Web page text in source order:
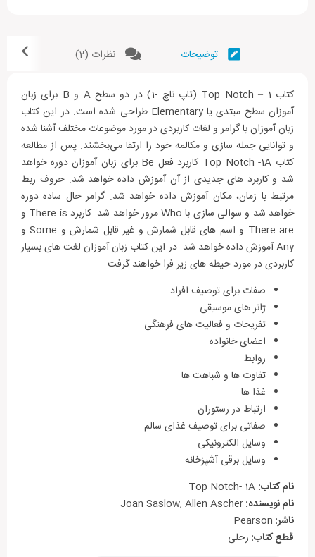
Summit1 – Summit2) است. سطح Fundamentals این کتاب، برای
مشتاقان زبانی تهیه شده است که تا کنون فرصت شرکت در کلاس زبان
۳ سطح بعدی (Top Notch 1-2-3) تمامی مطالب و نکات زبان
انگلیسی را به صورت کامل و همراه با جزئیات آموزش خواهند دید.
بعد از اتمام آموزش کتاب های “تاپ ناچ” و در سطح فوق متوسطه و
پیشرفته یعنی از Upper-intermediate به بعد یادگیری زبان انگلیسی
با کتاب های Summit ادامه خواهد یافت. این کتاب در ۲ سطح برای
دانش آموزان آپر اینترمدیت و ادونسد، آموزش کتاب Top Notch را
کامل‌تر می کند.
در کتاب‌های Top Notch و Summit تمام مهارت‌های زبان اعم از
خواندن یا Reading، نوشتن یا Writing، گوش کردن یا Listening و
Notch برای تمامی سطوح (مبتدی – متوسط – پیشرفته) مناسب است.
تمامی سطوح این دوره کامل آموزشی، دارای کتاب کار یا همان
Workbook به همراه CD صوتی است. مجموعه فوق، از انتشارات
Pearson لانگمن و دارای لهجه امریکن American است.
محتوای کتاب Top Notch- 1A
شامل 5 درس
آموزش چهار مهارت زبان انگلیسی
آموزش گرامر، لغات و تلفظ در هر درس
تقویت رایتینگ
متن آهنگ ‌های پاپ در انتهای کتاب
همراه با CD
تقویت گرامر
جدول تلفظ
کتاب کار + کتاب دانش آموز در یک کتاب
توضیحات نظرات (2)
کتاب Top Notch – 1 (تاپ ناچ -1) در دو سطح A و B برای زبان
آموزان سطح مبتدی یا Elementary طراحی شده است. در این کتاب
زبان آموزان با گرامر و لغات کاربردی در مورد موضوعات مختلف آشنا شده
و توانایی جمله سازی و مکالمه خود را ارتقا می‌بخشند. پس از مطالعه
کتاب Top Notch -1A کاربرد فعل Be برای زبان آموزان دوره خواهد
شد و کاربرد های جدیدی از آن آموزش داده خواهد شد. حروف ربط
مرتبط با زمان، مکان آموزش داده خواهد شد. گرامر حال ساده دوره
خواهد شد و سوالی سازی با Who مرور خواهد شد. کاربرد There is و
There are و اسم های قابل شمارش و غیر قابل شمارش و Some و
Any آموزش داده خواهد شد. در این کتاب زبان آموزان لغت های بسیار
کاربردی در مورد حیطه های زیر فرا خواهند گرفت.
صفات برای توصیف افراد
ژانر های موسیقی
تفریحات و فعالیت های فرهنگی
اعضای خانواده
روابط
تفاوت ها و شباهت ها
غذا ها
ارتباط در رستوران
صفاتی برای توصیف غذای سالم
وسایل الکترونیکی
وسایل برقی آشپزخانه
نام کتاب:
نام نویسنده:Joan Saslow, Allen Ascher
ناشر: Pearson
قطع کتاب: رحلی